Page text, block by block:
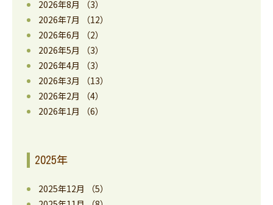
2026年8月
（3）
2026年7月
（12）
2026年6月
（2）
2026年5月
（3）
2026年4月
（3）
2026年3月
（13）
2026年2月
（4）
2026年1月
（6）
2025年
2025年12月
（5）